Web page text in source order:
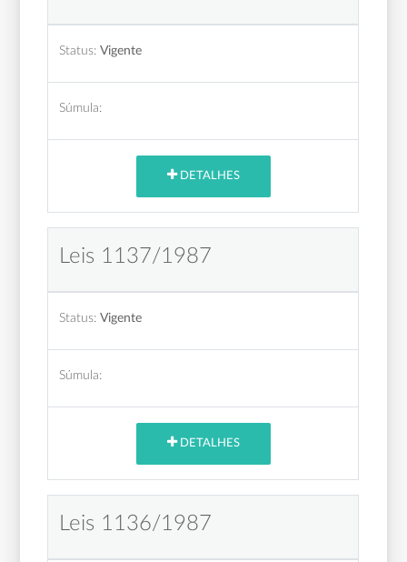
Status: Vigente
Súmula:
DETALHES
Leis 1137/1987
Status: Vigente
Súmula:
DETALHES
Leis 1136/1987